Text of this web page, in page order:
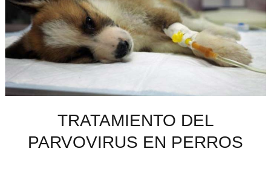
TRATAMIENTO DEL
PARVOVIRUS EN PERROS